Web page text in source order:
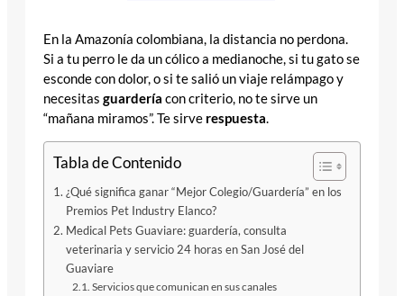
En la Amazonía colombiana, la distancia no perdona.
Si a tu perro le da un cólico a medianoche, si tu gato se
esconde con dolor, o si te salió un viaje relámpago y
necesitas guardería con criterio, no te sirve un
“mañana miramos”. Te sirve respuesta.
Tabla de Contenido
¿Qué significa ganar “Mejor Colegio/Guardería” en los
Premios Pet Industry Elanco?
Medical Pets Guaviare: guardería, consulta
veterinaria y servicio 24 horas en San José del
Guaviare
Servicios que comunican en sus canales